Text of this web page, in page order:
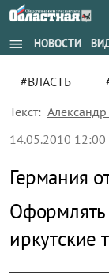
menu НОВОСТИ
#ВЛАСТЬ
Текст:
14.05.2010 12:00
Германия
Оформлять
иркутские